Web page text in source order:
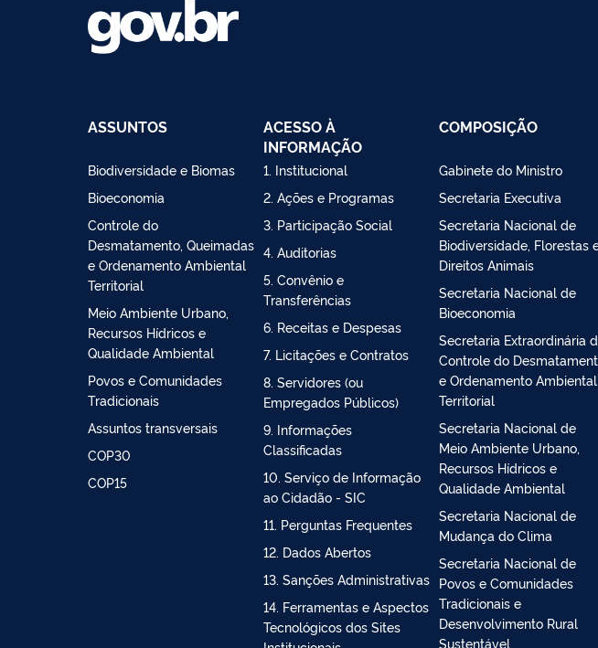
ASSUNTOS
Biodiversidade e Biomas
Bioeconomia
Controle do
e Ordenamento Ambiental
Territorial
Recursos Hídricos e
Qualidade Ambiental
Povos e Comunidades
Tradicionais
Assuntos transversais
ACESSO À
INFORMAÇÃO
1. Institucional
2. Ações e Programas
3. Participação Social
4. Auditorias
5. Convênio e
Transferências
6. Receitas e Despesas
7. Licitações e Contratos
8. Servidores (ou
Empregados Públicos)
9. Informações
Classificadas
10. Serviço de Informação
ao Cidadão - SIC
11. Perguntas Frequentes
12. Dados Abertos
13. Sanções Administrativas
COMPOSIÇÃO
Gabinete do Ministro
Secretaria Executiva
Biodiversidade, Florestas e
Direitos Animais
Secretaria Nacional de
Bioeconomia
Secretaria Extraordinária de
e Ordenamento Ambiental
Territorial
Secretaria Nacional de
Recursos Hídricos e
Qualidade Ambiental
Secretaria Nacional de
Mudança do Clima
Secretaria Nacional de
Povos e Comunidades